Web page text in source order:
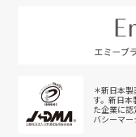
＊新日本
す。新日
た企業に
バシーマー